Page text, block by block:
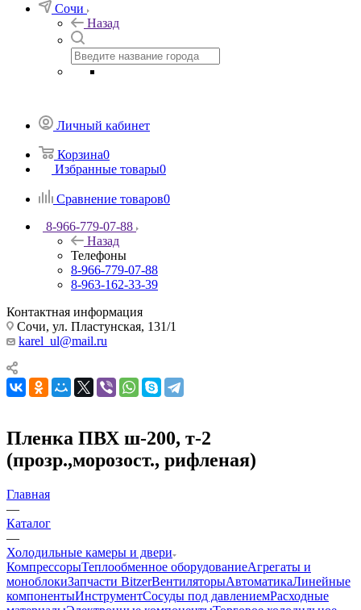
Сочи
Назад
Личный кабинет
Корзина0
Избранные товары0
Сравнение товаров0
8-966-779-07-88
Назад
Телефоны
8-966-779-07-88
8-963-162-33-39
Контактная информация
Сочи, ул. Пластунская, 131/1
karel_ul@mail.ru
Пленка ПВХ ш-200, т-2
(прозр.,морозост., рифленая)
Главная
—
Каталог
—
Холодильные камеры и двери
КомпрессорыТеплообменное оборудованиеАгрегаты и
моноблокиЗапчасти BitzerВентиляторыАвтоматикаЛинейные
компонентыИнструментСосуды под давлениемРасходные